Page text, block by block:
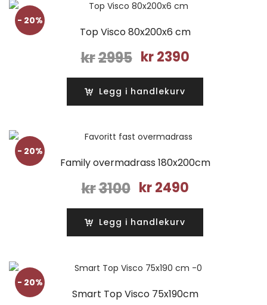
- 20%
Top Visco 80x200x6 cm
kr2995
Opprinnelig
var:
kr2995.
kr 2390Nåværende
kr2390.
Legg i handlekurv
- 20%
Family overmadrass 180x200cm
kr3100
Opprinnelig
var:
kr3100.
kr 2490Nåværende
kr2490.
Legg i handlekurv
- 20%
Smart Top Visco 75x190cm